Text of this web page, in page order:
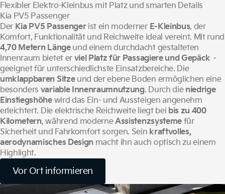
Flexibler Elektro-Kleinbus mit Platz und smarten Details
Kia PV5 Passenger
Der Kia PV5 Passengerist ein moderner E-Kleinbus, der
Komfort, Funktionalität und Reichweite ideal vereint. Mit rund
4,70 Metern Längeund einem durchdacht gestalteten
Innenraum bietet er viel Platz für Passagiere und Gepäck –
geeignet für unterschiedlichste Einsatzbereiche. Die
umklappbaren Sitzeund der ebene Boden ermöglichen eine
besonders variable Innenraumnutzung. Durch die niedrige
Einstiegshöhewird das Ein- und Aussteigen angenehm
erleichtert. Die elektrische Reichweite liegt bei bis zu 400
Kilometern, während moderneAssistenzsystemefür
Sicherheit und Fahrkomfort sorgen. Sein kraftvolles,
aerodynamisches Design macht ihn auch optisch zu einem
Highlight.
Vor Ort informieren